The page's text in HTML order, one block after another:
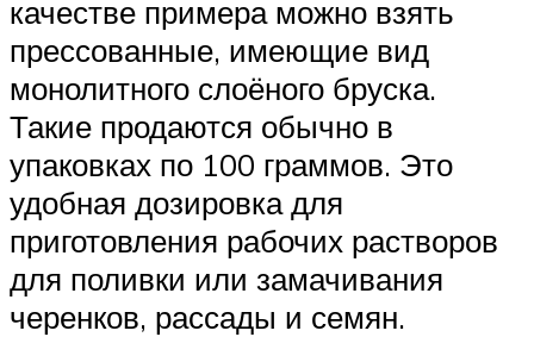
качестве примера можно взять
прессованные, имеющие вид
монолитного слоёного бруска.
Такие продаются обычно в
упаковках по 100 граммов. Это
удобная дозировка для
приготовления рабочих растворов
для поливки или замачивания
черенков, рассады и семян.